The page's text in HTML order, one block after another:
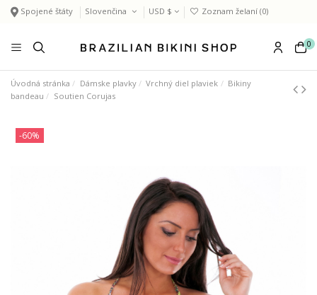
Spojené štáty Slovenčina USD $ Zoznam želaní (0)
0
Úvodná stránka Dámske plavky Vrchný diel plaviek
Bikiny
bandeau
Soutien Corujas
-60%